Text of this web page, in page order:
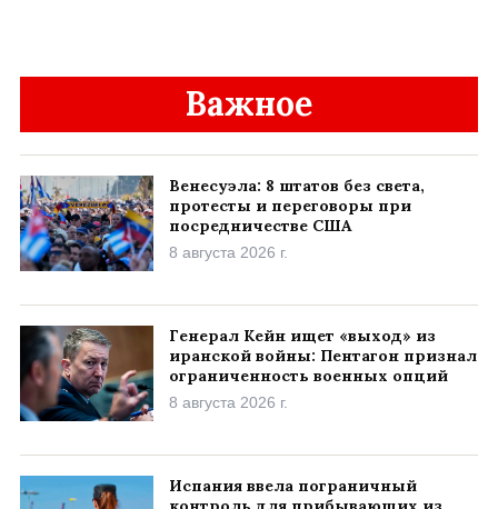
Важное
Венесуэла: 8 штатов без света,
протесты и переговоры при
посредничестве США
8 августа 2026 г.
Генерал Кейн ищет «выход» из
иранской войны: Пентагон признал
ограниченность военных опций
8 августа 2026 г.
Испания ввела пограничный